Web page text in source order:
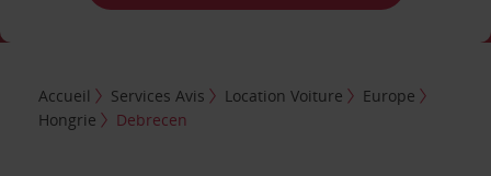
Accueil Services Avis Location Voiture
Europe
Hongrie
Debrecen